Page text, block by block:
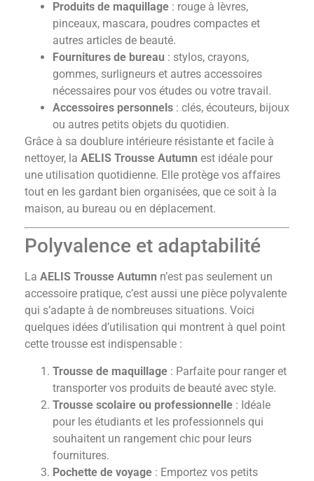
Produits de maquillage : rouge à lèvres,
pinceaux, mascara, poudres compactes et
autres articles de beauté.
Fournitures de bureau : stylos, crayons,
gommes, surligneurs et autres accessoires
nécessaires pour vos études ou votre travail.
Accessoires personnels : clés, écouteurs, bijoux
ou autres petits objets du quotidien.
Grâce à sa doublure intérieure résistante et facile à
nettoyer, la AELIS Trousse Autumn est idéale pour
une utilisation quotidienne. Elle protège vos affaires
tout en les gardant bien organisées, que ce soit à la
maison, au bureau ou en déplacement.
Polyvalence et adaptabilité
La AELIS Trousse Autumn n’est pas seulement un
accessoire pratique, c’est aussi une pièce polyvalente
qui s’adapte à de nombreuses situations. Voici
quelques idées d’utilisation qui montrent à quel point
cette trousse est indispensable :
Trousse de maquillage : Parfaite pour ranger et
transporter vos produits de beauté avec style.
Trousse scolaire ou professionnelle : Idéale
pour les étudiants et les professionnels qui
souhaitent un rangement chic pour leurs
fournitures.
Pochette de voyage : Emportez vos petits